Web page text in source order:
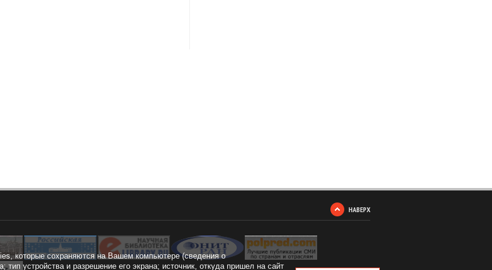
НАВЕРХ
которые сохраняются на Вашем компьютере (сведения о
устройства и разрешение его экрана; источник, откуда пришел на сайт